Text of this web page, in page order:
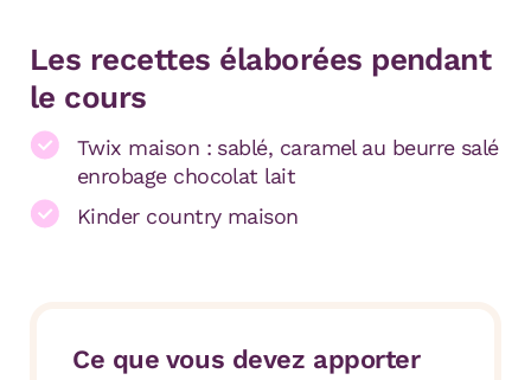
Les recettes élaborées pendant
le cours
Twix maison : sablé, caramel au beurre salé
enrobage chocolat lait
Kinder country maison
Ce que vous devez apporter